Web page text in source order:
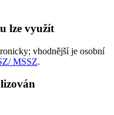
lze využít
vhodnější je osobní
MSSZ.